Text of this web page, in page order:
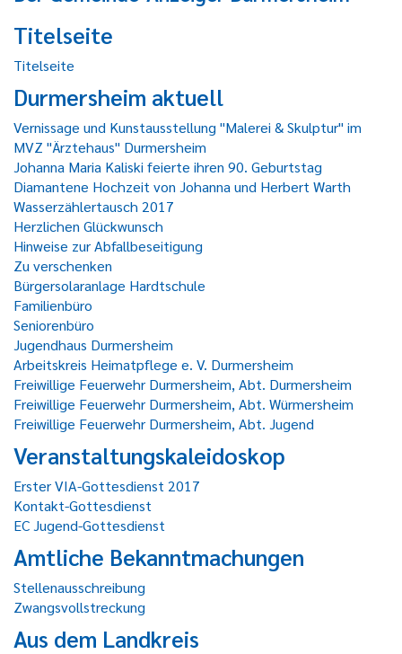
Titelseite
Titelseite
Durmersheim aktuell
Vernissage und Kunstausstellung "Malerei & Skulptur" im
MVZ "Ärztehaus" Durmersheim
Johanna Maria Kaliski feierte ihren 90. Geburtstag
Diamantene Hochzeit von Johanna und Herbert Warth
Wasserzählertausch 2017
Herzlichen Glückwunsch
Hinweise zur Abfallbeseitigung
Zu verschenken
Bürgersolaranlage Hardtschule
Familienbüro
Seniorenbüro
Jugendhaus Durmersheim
Arbeitskreis Heimatpflege e. V. Durmersheim
Freiwillige Feuerwehr Durmersheim, Abt. Durmersheim
Freiwillige Feuerwehr Durmersheim, Abt. Würmersheim
Freiwillige Feuerwehr Durmersheim, Abt. Jugend
Veranstaltungskaleidoskop
Erster VIA-Gottesdienst 2017
Kontakt-Gottesdienst
EC Jugend-Gottesdienst
Amtliche Bekanntmachungen
Stellenausschreibung
Zwangsvollstreckung
Aus dem Landkreis